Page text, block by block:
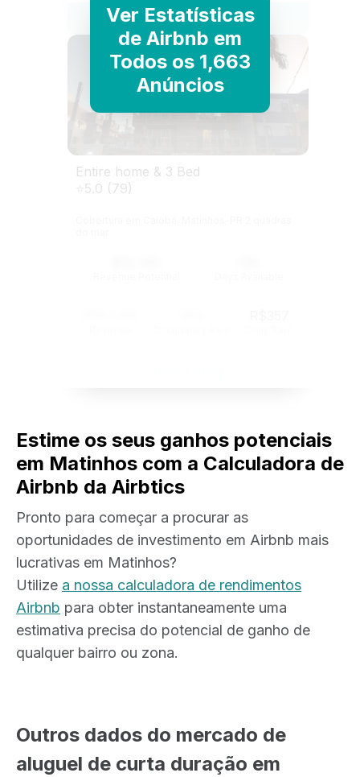
View Listing
Entire home & 3 Bed
⭐5.0 (79)
Ver Estatísticas
de Airbnb em
Todos os 1,663
Anúncios
Estime os seus ganhos potenciais
em Matinhos com a Calculadora de
Airbnb da Airbtics
Pronto para começar a procurar as
oportunidades de investimento em Airbnb mais
lucrativas em Matinhos?
Utilize a nossa calculadora de rendimentos
Airbnb para obter instantaneamente uma
estimativa precisa do potencial de ganho de
qualquer bairro ou zona.
Outros dados do mercado de
aluguel de curta duração em